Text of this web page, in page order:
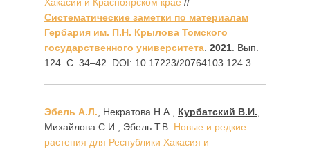
Хакасии и Красноярском крае //
Систематические заметки по материалам
Гербария им. П.Н. Крылова Томского
государственного университета. 2021. Вып.
124. С. 34‒42. DOI: 10.17223/20764103.124.3.
Эбель А.Л., Некратова Н.А., Курбатский В.И.,
Михайлова С.И., Эбель Т.В. Новые и редкие
растения для Республики Хакасия и